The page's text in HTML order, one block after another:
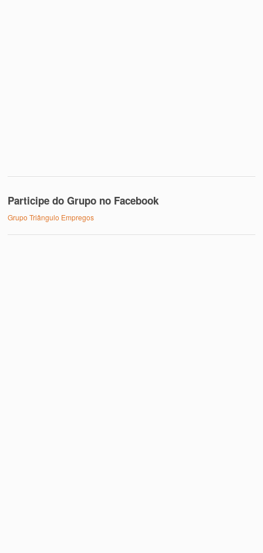
Participe do Grupo no Facebook
Grupo Triângulo Empregos